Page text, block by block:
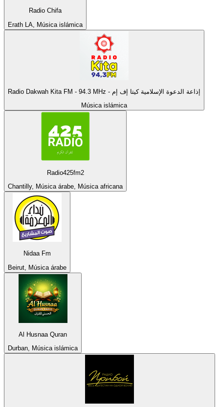
Radio Chifa
Erath LA, Música islámica
Radio Dakwah Kita FM - 94.3 MHz - إذاعة الدعوة الإسلامية كيتا إف إم
Música islámica
Radio425fm2
Chantilly, Música árabe, Música africana
Nidaa Fm
Beirut, Música árabe
Al Husnaa Quran
Durban, Música islámica